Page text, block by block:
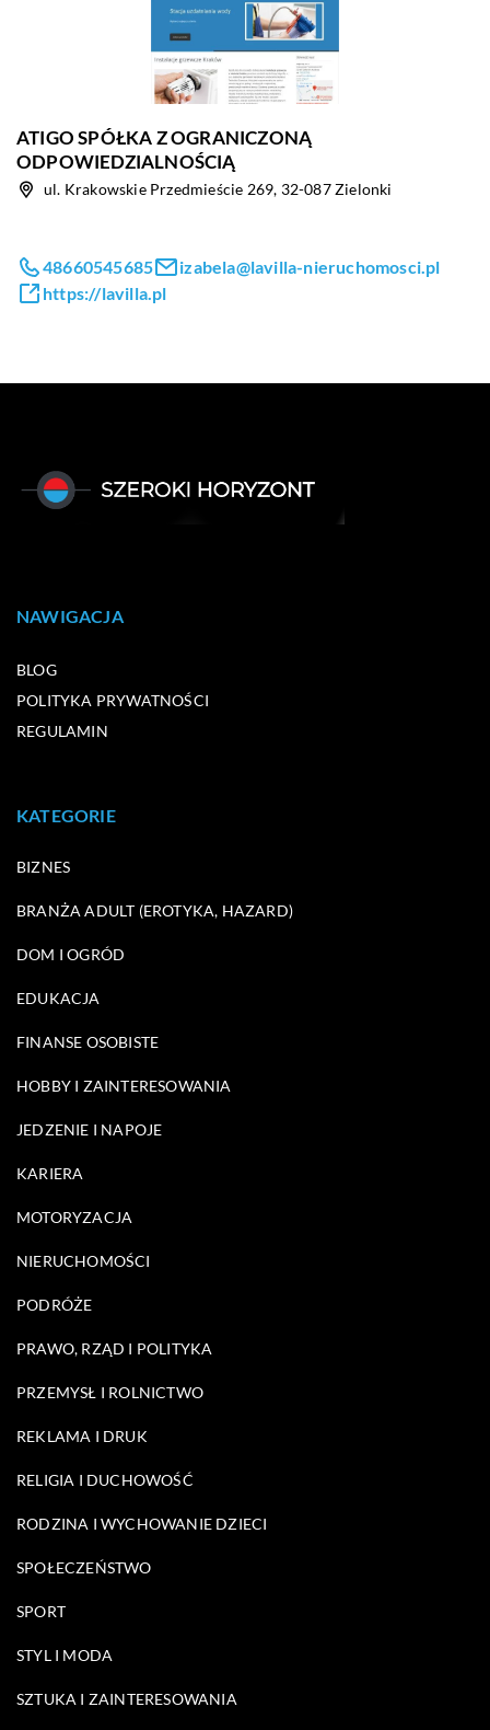
ATIGO SPÓŁKA Z OGRANICZONĄ
ODPOWIEDZIALNOŚCIĄ
ul. Krakowskie Przedmieście 269, 32-087 Zielonki
48660545685
izabela@lavilla-nieruchomosci.pl
https://lavilla.pl
NAWIGACJA
BLOG
POLITYKA PRYWATNOŚCI
REGULAMIN
KATEGORIE
BIZNES
BRANŻA ADULT (EROTYKA, HAZARD)
DOM I OGRÓD
EDUKACJA
FINANSE OSOBISTE
HOBBY I ZAINTERESOWANIA
JEDZENIE I NAPOJE
KARIERA
MOTORYZACJA
NIERUCHOMOŚCI
PODRÓŻE
PRAWO, RZĄD I POLITYKA
PRZEMYSŁ I ROLNICTWO
REKLAMA I DRUK
RELIGIA I DUCHOWOŚĆ
RODZINA I WYCHOWANIE DZIECI
SPOŁECZEŃSTWO
SPORT
STYL I MODA
SZTUKA I ZAINTERESOWANIA